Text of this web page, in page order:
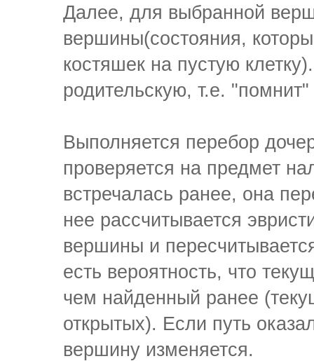
Далее, для выбранной
вершины(состояния,
костяшек на пустую
родительскую, т.е.
Выполняется перебор
проверяется на предмет
встречалась ранее, она
нее рассчитывается
вершины и
есть вероятность, что
чем найденный ранее
открытых). Если путь
вершину изменяется.